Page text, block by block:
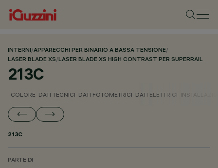
INTERNI/APPARECCHI PER BINARIO A BASSA TENSIONE/
LASER BLADE XS/LASER BLADE XS HIGH CONTRAST PER SUPERRAIL
213C
COLORE DATI TECNICI DATI FOTOMETRICI DATI ELETTRICI
213C
PARTE DI